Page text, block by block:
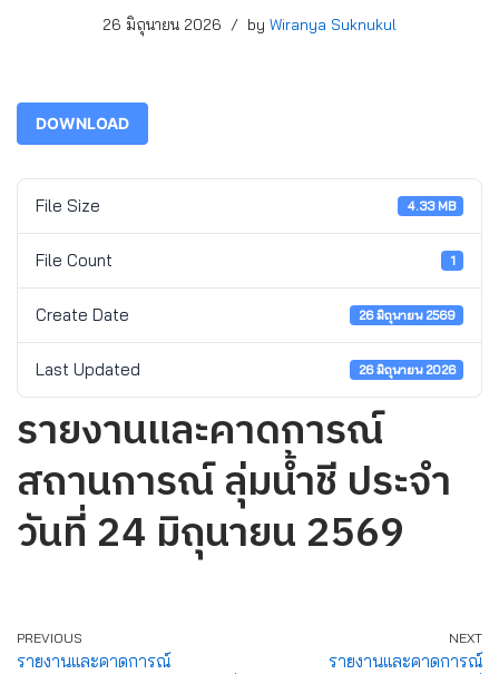
26 มิถุนายน 2026 by Wiranya Suknukul
DOWNLOAD
File Size 4.33 MB
File Count 1
Create Date 26 มิถุนายน 2569
Last Updated 26 มิถุนายน 2026
รายงานและคาดการณ์
สถานการณ์ ลุ่มน้ำชี ประจำ
วันที่ 24 มิถุนายน 2569
PREVIOUS
รายงานและคาดการณ์
NEXT
รายงานและคาดการณ์